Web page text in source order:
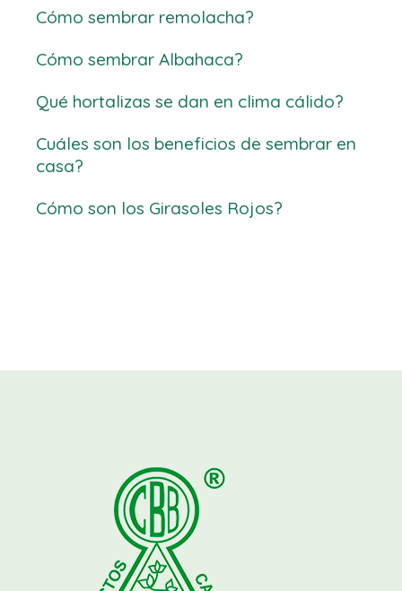
Cómo sembrar remolacha?
Cómo sembrar Albahaca?
Qué hortalizas se dan en clima cálido?
Cuáles son los beneficios de sembrar en
casa?
Cómo son los Girasoles Rojos?